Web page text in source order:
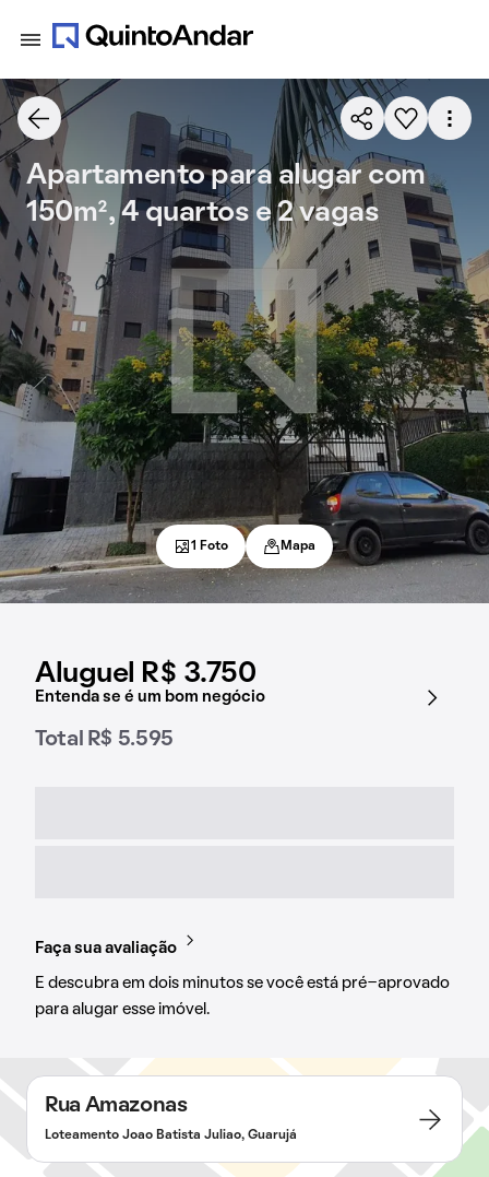
Aluguel R$ 3.750
Entenda se é um bom negócio
Total R$ 5.595
Faça sua avaliação
E descubra em dois minutos se você está pré-aprovado
para alugar esse imóvel.
Apartamento para alugar com
150m², 4 quartos e 2 vagas
1 Foto Mapa
Rua Amazonas
Loteamento Joao Batista Juliao, Guarujá